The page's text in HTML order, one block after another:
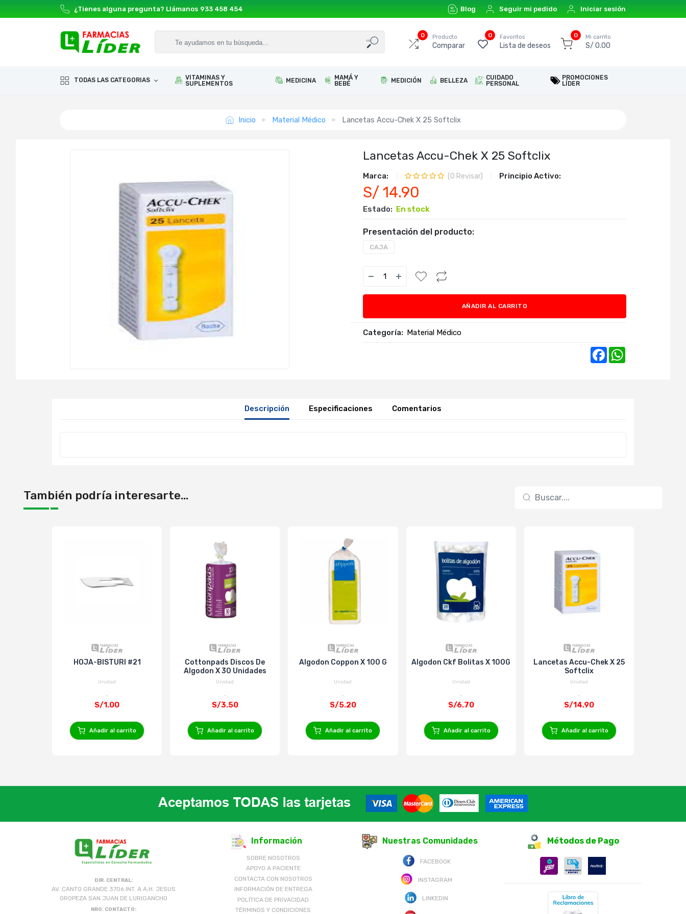
¿Tienes alguna pregunta? Llámanos 933 458 454 Blog Seguir mi pedido Iniciar sesión
0 Producto
Comparar
0 Favoritos
Lista de deseos
0 Mi carrito
S/ 0.00
TODAS LAS CATEGORIAS
VITAMINAS Y
SUPLEMENTOS
MEDICINA
MAMÁ Y
BEBÉ
MEDICIÓN BELLEZA
CUIDADO
PERSONAL
PROMOCIONES
LÍDER
Inicio Material Médico Lancetas Accu-Chek X 25 Softclix
Lancetas Accu-Chek X 25 Softclix
Marca: (0 Revisar) Principio Activo:
S/ 14.90
Estado: En stock
Presentación del producto:
CAJA
AÑADIR AL CARRITO
Categoría: Material Médico
Facebook
Descripción Especificaciones Comentarios
También podría interesarte...
HOJA-BISTURI #21
Unidad
S/1.00
Añadir al carrito
Cottonpads Discos De
Algodon X 30 Unidades
Unidad
S/3.50
Añadir al carrito
Algodon Coppon X 100 G
Unidad
S/5.20
Añadir al carrito
Algodon Ckf Bolitas X 100G
Unidad
S/6.70
Añadir al carrito
Lancetas Accu-Chek X 25
Softclix
Unidad
S/14.90
Añadir al carrito
DIR. CENTRAL:
AV. CANTO GRANDE 3706 INT. A A.H. JESUS
OROPEZA SAN JUAN DE LURIGANCHO
NRO. CONTACTO:
Información
SOBRE NOSOTROS
APOYO A PACIENTE
CONTACTA CON NOSOTROS
INFORMACIÓN DE ENTREGA
POLÍTICA DE PRIVACIDAD
TÉRMINOS Y CONDICIONES
Nuestras Comunidades
FACEBOOK
INSTAGRAM
LINKEDIN
Métodos de Pago